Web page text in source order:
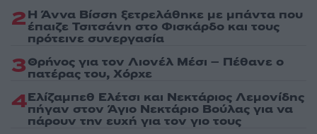
2Η Άννα Βίσση ξετρελάθηκε με μπάντα που
έπαιζε Τσιτσάνη στο Φισκάρδο και τους
πρότεινε συνεργασία
3Θρήνος για τον Λιονέλ Μέσι – Πέθανε ο
πατέρας του, Χόρχε
4Ελίζαμπεθ Ελέτσι και Νεκτάριος Λεμονίδης
πήγαν στον Άγιο Νεκτάριο Βούλας για να
πάρουν την ευχή για τον γιο τους